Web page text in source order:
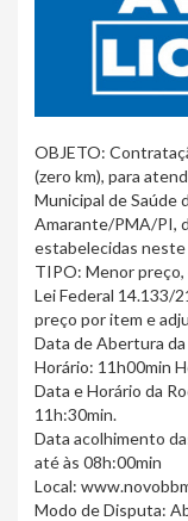
OBJETO:
(zero km), para
Municipal de Saúde
Amarante/PMA/PI,
estabelecidas
TIPO: Menor preço,
Lei Federal 14.133/
preço por item e
Data de Abertura
Horário: 11h00min
Data e Horário da
11h:30min.
Data acolhimento
até às 08h:00min
Local:
Modo de Disputa: